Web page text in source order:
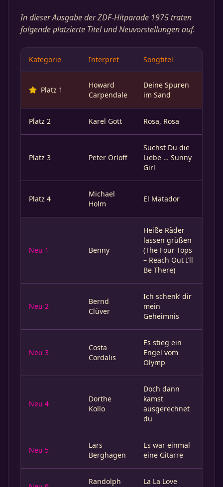
In dieser Ausgabe der ZDF-Hitparade 1975 traten
folgende platzierte Titel und Neuvorstellungen auf.
Kategorie Interpret Songtitel
Platz 1
Howard
Carpendale
Deine Spuren
im Sand
Platz 2 Karel Gott Rosa, Rosa
Platz 3 Peter Orloff
Suchst Du die
Liebe … Sunny
Girl
Platz 4
Michael
Holm
El Matador
Neu 1 Benny
Heiße Räder
lassen grüßen
(The Four Tops
– Reach Out I’ll
Be There)
Neu 2
Bernd
Clüver
Ich schenk’ dir
mein
Geheimnis
Neu 3
Costa
Cordalis
Es stieg ein
Engel vom
Olymp
Neu 4
Dorthe
Kollo
Doch dann
kamst
ausgerechnet
du
Neu 5
Lars
Berghagen
Es war einmal
eine Gitarre
Randolph
La La Love